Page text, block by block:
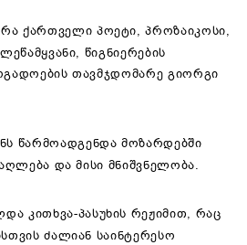
ქართველი პოეტი, პროზაიკოსი,
წიგნიერების
თავმჯდომარე გიორგი
წარმოადგენდა მოზარდებში
და მისი მნიშვნელობა.
კითხვა-პასუხის რეჟიმით, რაც
ძალიან საინტერესო